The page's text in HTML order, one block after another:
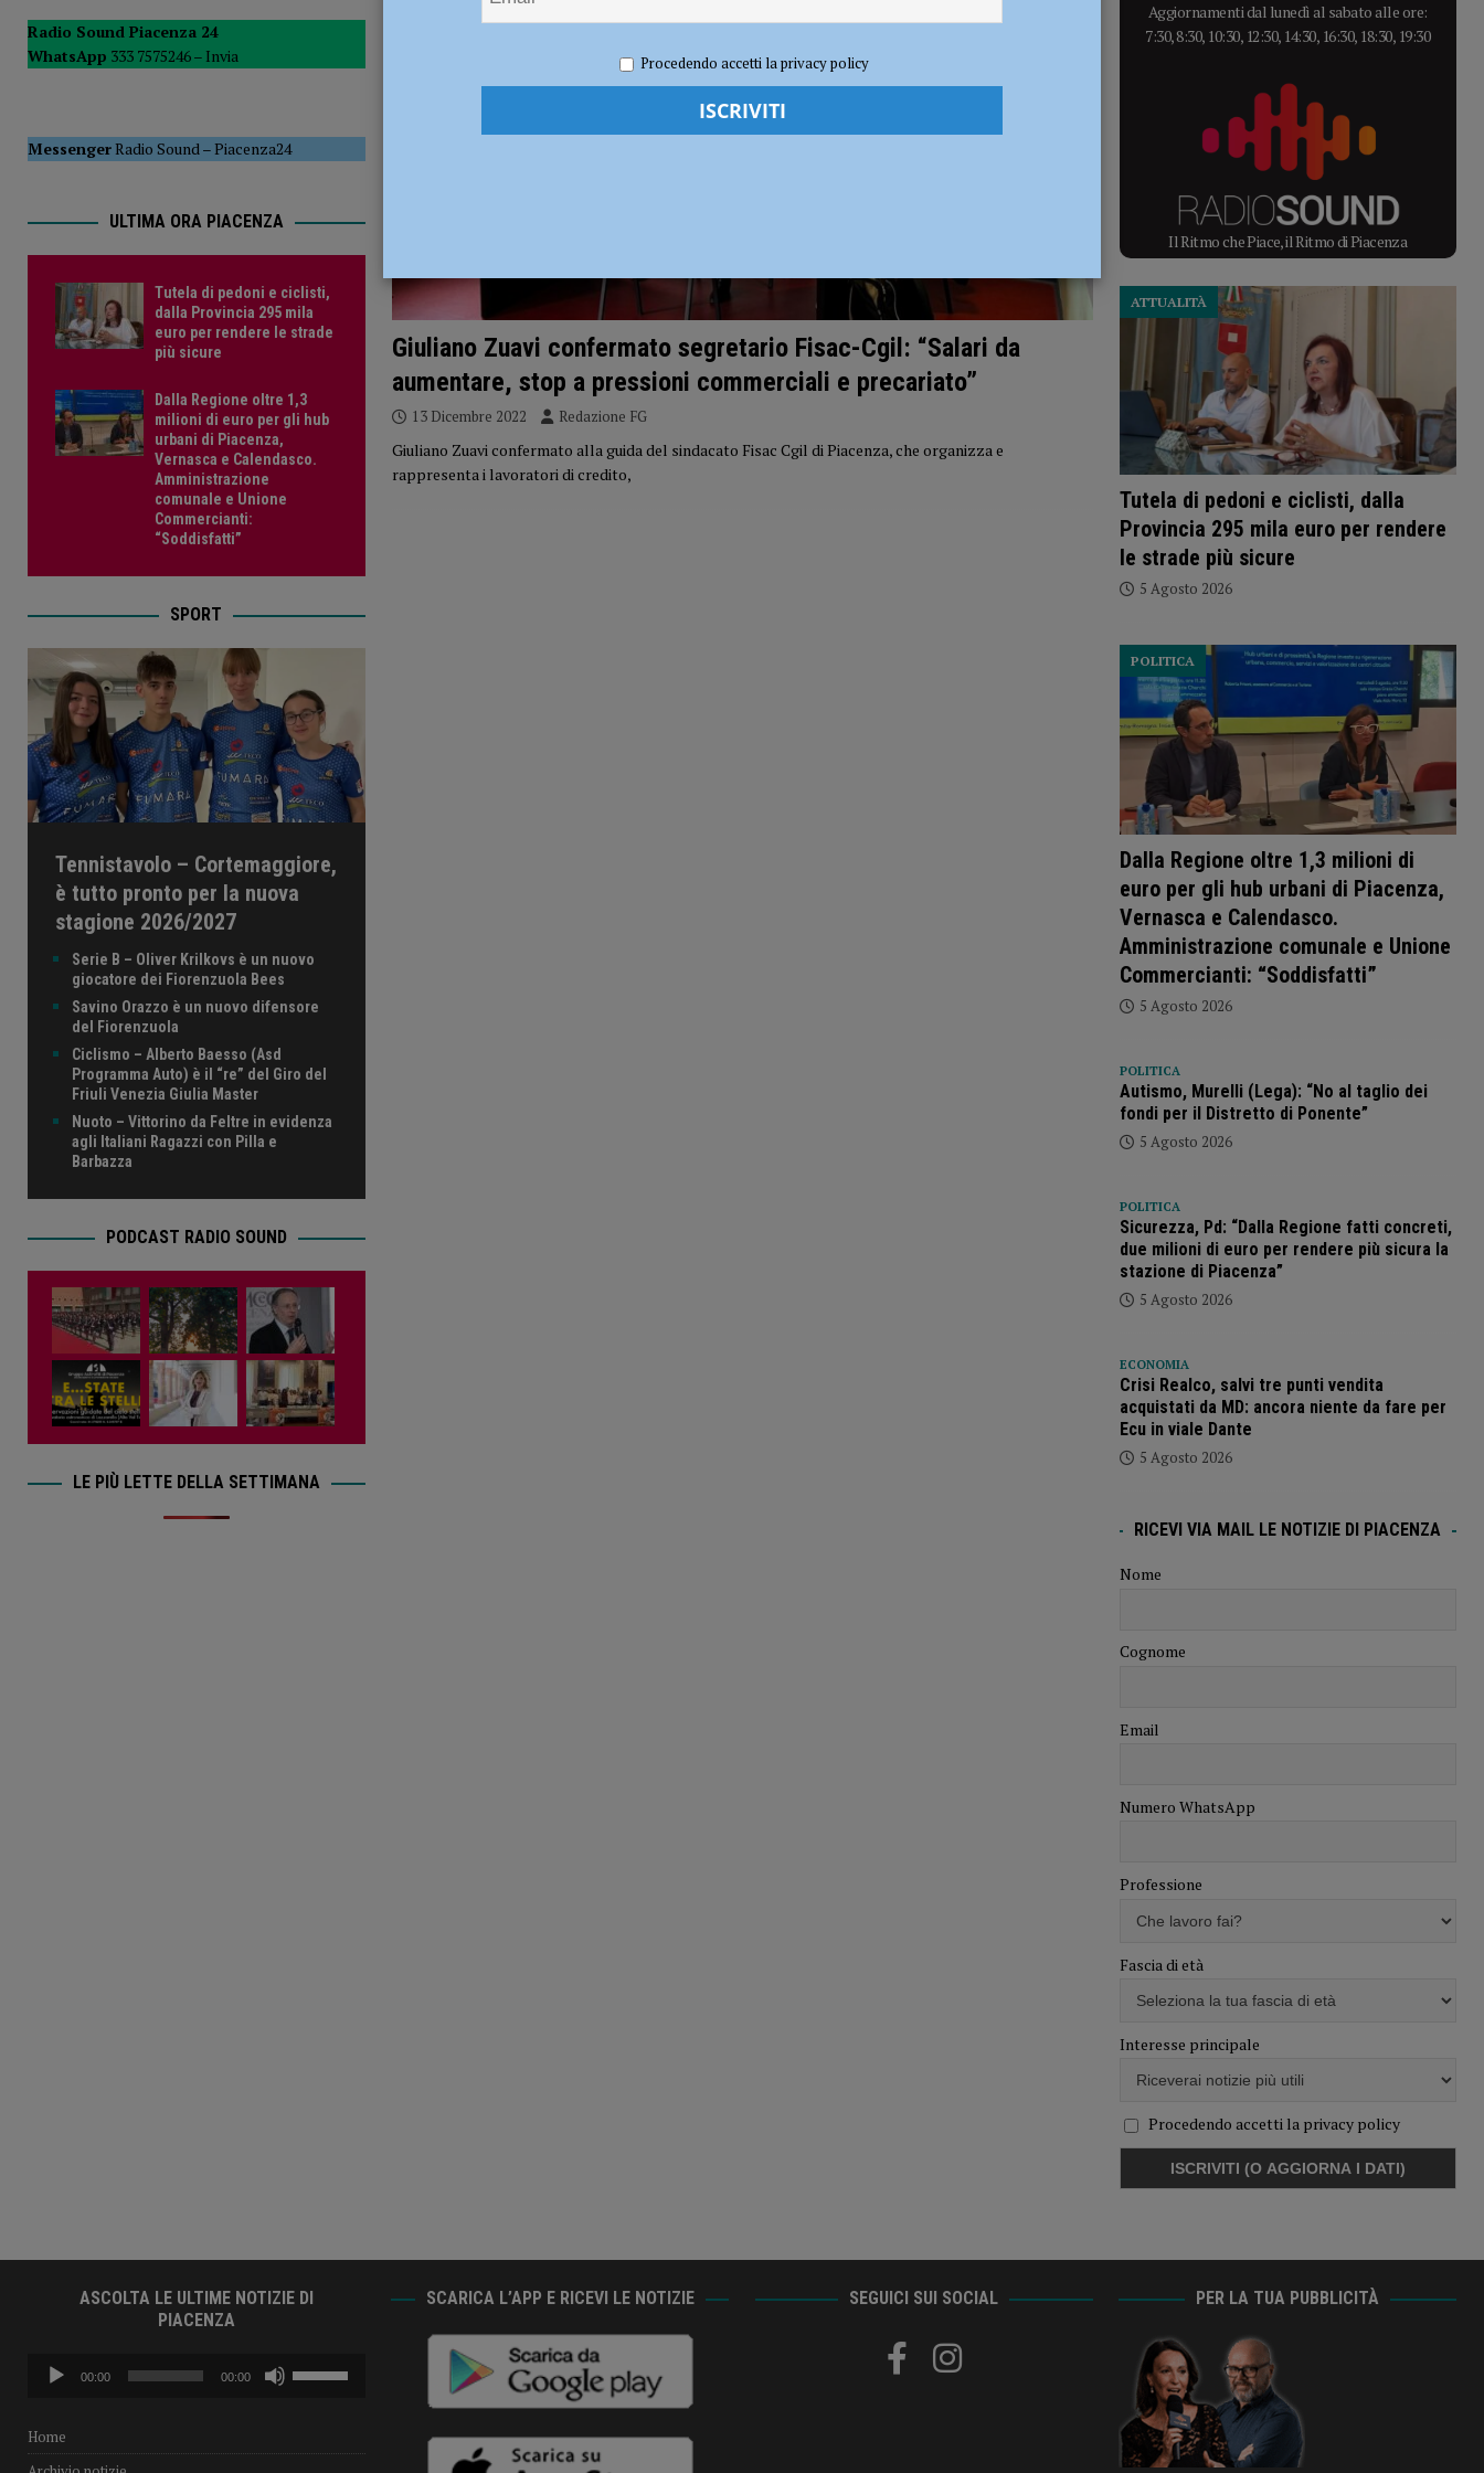
POLITICA
[ 5 Agosto 2026 ] Caldo estremo e asili nido, Tagliaferri (FdI): “Verificare subito la situazione nella provincia di Piacenza”
Giuliano Zuavi confermato segretario Fisac-Cgil: “Salari da
aumentare, stop a pressioni commerciali e precariato”
13 Dicembre 2022 Redazione FG
Giuliano Zuavi confermato alla guida del sindacato Fisac Cgil di Piacenza, che organizza e
rappresenta i lavoratori di credito,
Radio Sound Piacenza 24
WhatsApp 333 7575246 – Invia
MessengerRadio Sound–Piacenza24
ULTIMA ORA PIACENZA
Tutela di pedoni e ciclisti,
dalla Provincia 295 mila
euro per rendere le strade
più sicure
Dalla Regione oltre 1,3
milioni di euro per gli hub
urbani di Piacenza,
Vernasca e Calendasco.
Amministrazione
comunale e Unione
Commercianti:
“Soddisfatti”
SPORT
Tennistavolo – Cortemaggiore,
è tutto pronto per la nuova
stagione 2026/2027
Serie B – Oliver Krilkovs è un nuovo
giocatore dei Fiorenzuola Bees
Savino Orazzo è un nuovo difensore
del Fiorenzuola
Ciclismo – Alberto Baesso (Asd
Programma Auto) è il “re” del Giro del
Friuli Venezia Giulia Master
Nuoto – Vittorino da Feltre in evidenza
agli Italiani Ragazzi con Pilla e
Barbazza
PODCAST RADIO SOUND
LE PIÙ LETTE DELLA SETTIMANA
Aggiornamenti dal lunedì al sabato alle ore:
7:30, 8:30, 10:30, 12:30, 14:30, 16:30, 18:30, 19:30
Il Ritmo che Piace, il Ritmo di Piacenza
Tutela di pedoni e ciclisti, dalla
Provincia 295 mila euro per rendere
le strade più sicure
ATTUALITÀ
5 Agosto 2026
Dalla Regione oltre 1,3 milioni di
euro per gli hub urbani di Piacenza,
Vernasca e Calendasco.
Amministrazione comunale e Unione
Commercianti: “Soddisfatti”
POLITICA
5 Agosto 2026
POLITICA
Autismo, Murelli (Lega): “No al taglio dei
fondi per il Distretto di Ponente”
5 Agosto 2026
POLITICA
Sicurezza, Pd: “Dalla Regione fatti concreti,
due milioni di euro per rendere più sicura la
stazione di Piacenza”
5 Agosto 2026
ECONOMIA
Crisi Realco, salvi tre punti vendita
acquistati da MD: ancora niente da fare per
Ecu in viale Dante
5 Agosto 2026
RICEVI VIA MAIL LE NOTIZIE DI PIACENZA
Nome
Cognome
Email
Numero WhatsApp
Professione
Fascia di età
Interesse principale
Procedendo accetti la privacy policy
ASCOLTA LE ULTIME NOTIZIE DI
PIACENZA
Audio
Player
00:00 00:00
i
su/giù
Home
SCARICA L’APP E RICEVI LE NOTIZIE SEGUICI SUI SOCIAL PER LA TUA PUBBLICITÀ
Procedendo accetti la privacy policy